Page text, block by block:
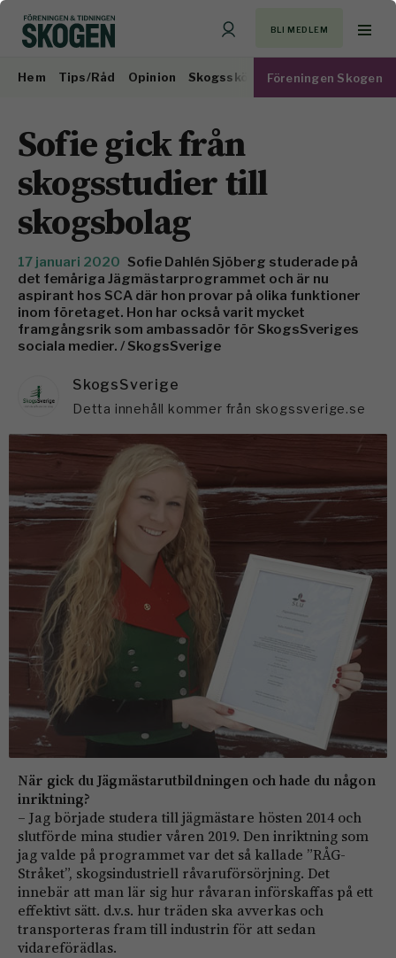
BLI MEDLEM
Hem Tips/Råd Opinion Skogsskötsel Virkesmarknad
Föreningen Skogen
Sofie gick från
skogsstudier till
skogsbolag
17 januari 2020 Sofie Dahlén Sjöberg studerade på
det femåriga Jägmästarprogrammet och är nu
aspirant hos SCA där hon provar på olika funktioner
inom företaget. Hon har också varit mycket
framgångsrik som ambassadör för SkogsSveriges
sociala medier. / SkogsSverige
SkogsSverige
Detta innehåll kommer från skogssverige.se
När gick du Jägmästarutbildningen och hade du någon
inriktning?
– Jag började studera till jägmästare hösten 2014 och
slutförde mina studier våren 2019. Den inriktning som
jag valde på programmet var det så kallade ”RÅG-
Stråket”, skogsindustriell råvaruförsörjning. Det
innebär att man lär sig hur råvaran införskaffas på ett
effektivt sätt. d.v.s. hur träden ska avverkas och
transporteras fram till industrin för att sedan
vidareförädlas.